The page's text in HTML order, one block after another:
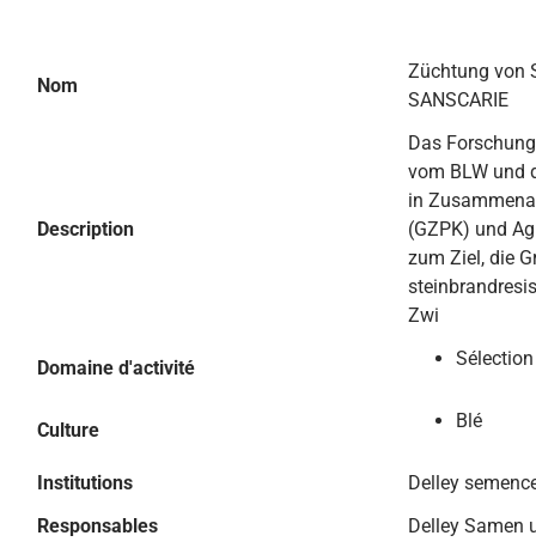
Nom
Züchtung von
SANSCARIE
Description
Das
vom BLW und
in
(GZPK) und
zum Ziel, die
Zwi
Domaine d'activité
Culture Blé
Institutions
Delley
Responsables
Delley Samen